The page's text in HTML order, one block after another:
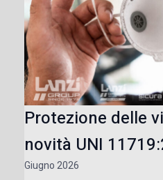
Protezione delle
novità UNI
Giugno 2026